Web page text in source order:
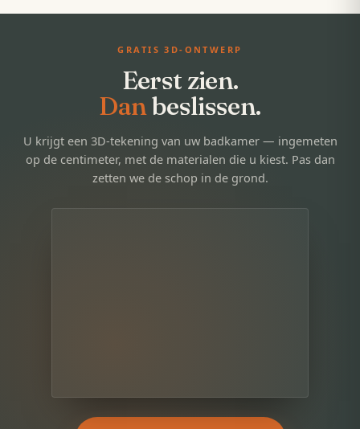
GRATIS 3D-ONTWERP
Eerst zien.
Danbeslissen.
U krijgt een 3D-tekening van uw badkamer — ingemeten
op de centimeter, met de materialen die u kiest. Pas dan
zetten we de schop in de grond.